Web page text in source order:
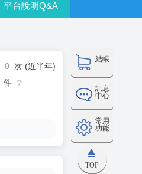
平台說明Q&A
結帳
訊息
中心
常用
功能
TOP
0
次 (近半年)
件 ❔